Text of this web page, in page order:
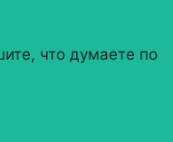
что думаете по